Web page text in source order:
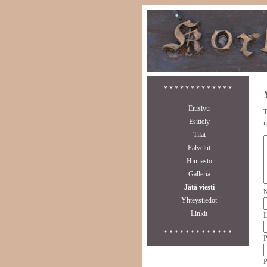
* * * * * * * * * * * * *
Etusivu
Esittely
Tilat
Palvelut
Hinnasto
Galleria
Jätä viesti
Yhteystiedot
Linkit
* * * * * * * * * * * * *